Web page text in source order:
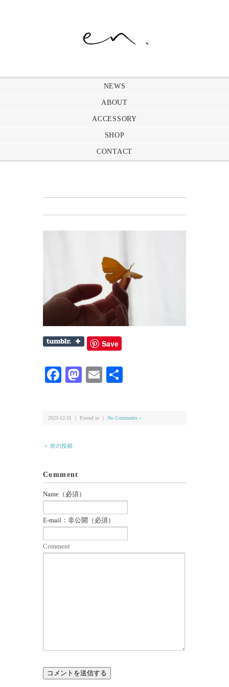
NEWS
ABOUT
ACCESSORY
SHOP
CONTACT
Save
Facebook
Mastodon
Email
2023-12-31 ｜ Posted in ｜ No Comments »
＜ 前の投稿
Comment
Name（必須）
E-mail：非公開（必須）
Comment